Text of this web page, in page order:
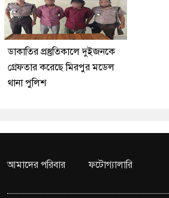
ডাকাতির প্রস্তুতিকালে দুইজনকে
গ্রেফতার করেছে মিরপুর মডেল
থানা পুলিশ
আমাদের পরিবার ফটোগ্যালারি